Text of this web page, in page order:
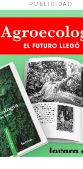
PUBLICIDAD